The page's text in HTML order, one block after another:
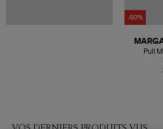
-60%
Pull